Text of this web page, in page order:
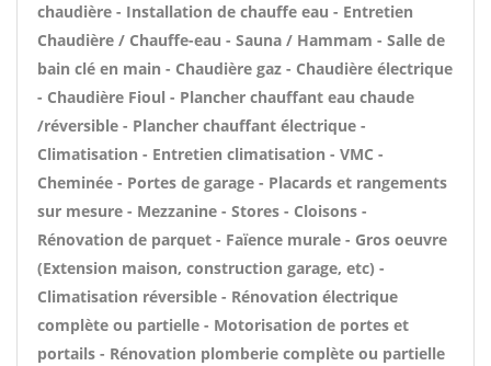
chaudière - Installation de chauffe eau - Entretien
Chaudière / Chauffe-eau - Sauna / Hammam - Salle de
bain clé en main - Chaudière gaz - Chaudière électrique
- Chaudière Fioul - Plancher chauffant eau chaude
/réversible - Plancher chauffant électrique -
Climatisation - Entretien climatisation - VMC -
Cheminée - Portes de garage - Placards et rangements
sur mesure - Mezzanine - Stores - Cloisons -
Rénovation de parquet - Faïence murale - Gros oeuvre
(Extension maison, construction garage, etc) -
Climatisation réversible - Rénovation électrique
complète ou partielle - Motorisation de portes et
portails - Rénovation plomberie complète ou partielle